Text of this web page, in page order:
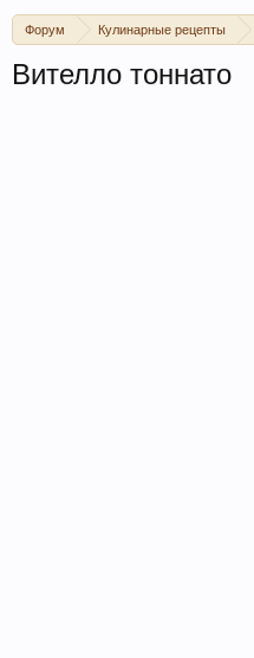
Форум Кулинарные рецепты
Вителло тоннато